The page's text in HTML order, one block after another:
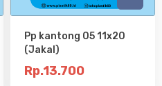
Pp kantong 05 11x20
(Jakal)
Rp.13.700